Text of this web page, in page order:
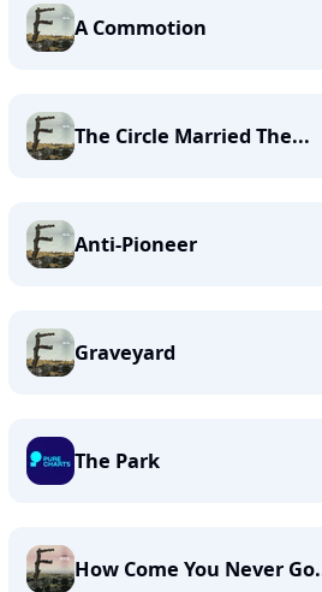
A Commotion
The Circle Married The...
Anti-Pioneer
Graveyard
The Park
How Come You Never